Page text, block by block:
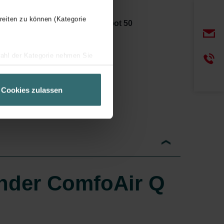
zu können (Kategorie
der Kategorie nehmen Sie
Informationen
über einen Link in der
Cookies zulassen
Zehnder ComfoSpot 50
ComfoAir Q